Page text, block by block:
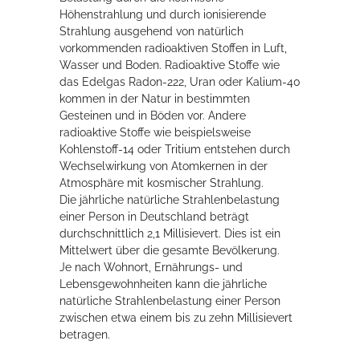
Rathaus
Service
Konzerte, Tagungen und vieles mehr
Die Stadthalle Hockenheim bietet den perfekten Standort für Events
mehr dazu...
Höhenstrahlung und durch ionisierende
Strahlung ausgehend von natürlich
vorkommenden radioaktiven Stoffen in Luft,
Wasser und Boden. Radioaktive Stoffe wie
das Edelgas Radon-222, Uran oder Kalium-40
kommen in der Natur in bestimmten
Gesteinen und in Böden vor. Andere
radioaktive Stoffe wie beispielsweise
Kohlenstoff-14 oder Tritium entstehen durch
Wechselwirkung von Atomkernen in der
Atmosphäre mit kosmischer Strahlung.
Die jährliche natürliche Strahlenbelastung
einer Person in Deutschland beträgt
durchschnittlich 2,1 Millisievert. Dies ist ein
Mittelwert über die gesamte Bevölkerung.
Je nach Wohnort, Ernährungs- und
Lebensgewohnheiten kann die jährliche
natürliche Strahlenbelastung einer Person
zwischen etwa einem bis zu zehn Millisievert
betragen.